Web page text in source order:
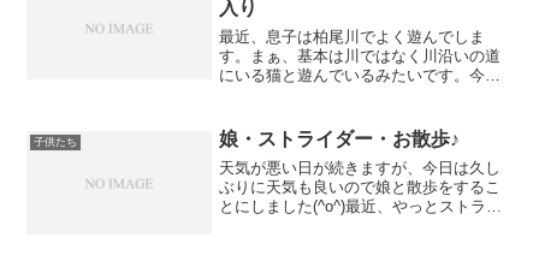
入り
最近、息子は柏尾川でよく遊んでしま
す。まぁ、基本は川ではなく川沿いの道
にいる猫と遊んでいるみたいです。今日
いきました。娘を保育園に迎えに行った
帰りにその場所に行きました...
子供たち 娘・ストライダー・お散歩♪
天気が悪い日が続きますが、今日は久し
ぶりに天気も良いので娘と散歩をするこ
とにしました(^o^)最近、やっとストライ